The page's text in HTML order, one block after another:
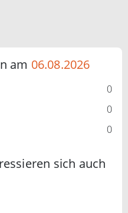
am 06.08.2026
0
0
0
sich auch